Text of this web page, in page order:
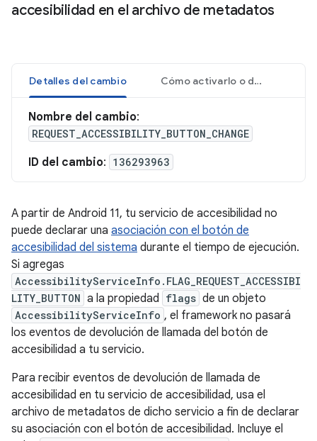
accesibilidad en el archivo de metadatos
Detalles del cambio Cómo activarlo o desactivarlo
Nombre del cambio:
REQUEST_ACCESSIBILITY_BUTTON_CHANGE
ID del cambio: 136293963
A partir de Android 11, tu servicio de accesibilidad no
puede declarar una asociación con el botón de
accesibilidad del sistema durante el tiempo de ejecución.
Si agregas
AccessibilityServiceInfo.FLAG_REQUEST_ACCESSIBI
LITY_BUTTON a la propiedad flags de un objeto
AccessibilityServiceInfo , el framework no pasará
los eventos de devolución de llamada del botón de
accesibilidad a tu servicio.
Para recibir eventos de devolución de llamada de
accesibilidad en tu servicio de accesibilidad, usa el
archivo de metadatos de dicho servicio a fin de declarar
su asociación con el botón de accesibilidad. Incluye el